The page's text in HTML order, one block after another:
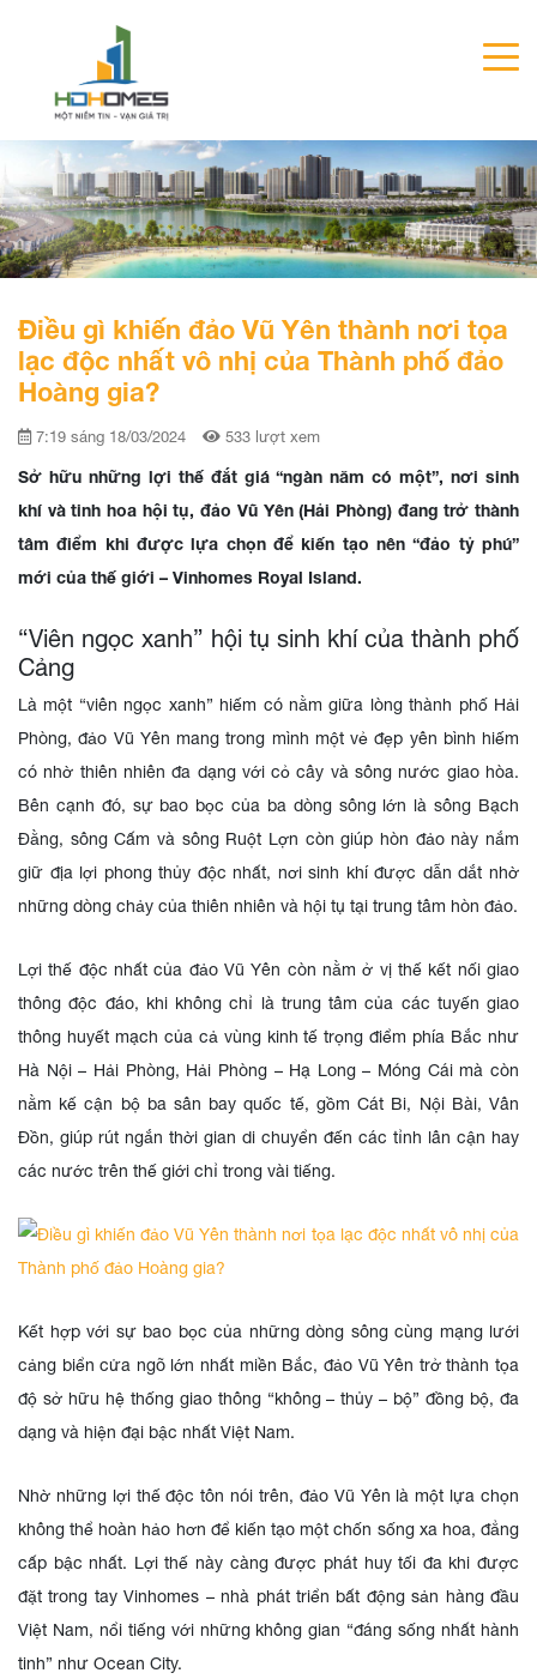
Điều gì khiến đảo Vũ Yên thành nơi tọa
lạc độc nhất vô nhị của Thành phố đảo
Hoàng gia?
7:19 sáng 18/03/2024 533 lượt xem
Sở hữu những lợi thế đắt giá “ngàn năm có một”, nơi sinh
khí và tinh hoa hội tụ, đảo Vũ Yên (Hải Phòng) đang trở thành
tâm điểm khi được lựa chọn để kiến tạo nên “đảo tỷ phú”
mới của thế giới – Vinhomes Royal Island.
“Viên ngọc xanh” hội tụ sinh khí của thành phố
Cảng
Là một “viên ngọc xanh” hiếm có nằm giữa lòng thành phố Hải
Phòng, đảo Vũ Yên mang trong mình một vẻ đẹp yên bình hiếm
có nhờ thiên nhiên đa dạng với cỏ cây và sông nước giao hòa.
Bên cạnh đó, sự bao bọc của ba dòng sông lớn là sông Bạch
Đằng, sông Cấm và sông Ruột Lợn còn giúp hòn đảo này nắm
giữ địa lợi phong thủy độc nhất, nơi sinh khí được dẫn dắt nhờ
những dòng chảy của thiên nhiên và hội tụ tại trung tâm hòn đảo.
Lợi thế độc nhất của đảo Vũ Yên còn nằm ở vị thế kết nối giao
thông độc đáo, khi không chỉ là trung tâm của các tuyến giao
thông huyết mạch của cả vùng kinh tế trọng điểm phía Bắc như
Hà Nội – Hải Phòng, Hải Phòng – Hạ Long – Móng Cái mà còn
nằm kế cận bộ ba sân bay quốc tế, gồm Cát Bi, Nội Bài, Vân
Đồn, giúp rút ngắn thời gian di chuyển đến các tỉnh lân cận hay
các nước trên thế giới chỉ trong vài tiếng.
Kết hợp với sự bao bọc của những dòng sông cùng mạng lưới
cảng biển cửa ngõ lớn nhất miền Bắc, đảo Vũ Yên trở thành tọa
độ sở hữu hệ thống giao thông “không – thủy – bộ” đồng bộ, đa
dạng và hiện đại bậc nhất Việt Nam.
Nhờ những lợi thế độc tôn nói trên, đảo Vũ Yên là một lựa chọn
không thể hoàn hảo hơn để kiến tạo một chốn sống xa hoa, đẳng
cấp bậc nhất. Lợi thế này càng được phát huy tối đa khi được
đặt trong tay Vinhomes – nhà phát triển bất động sản hàng đầu
Việt Nam, nổi tiếng với những không gian “đáng sống nhất hành
tinh” như Ocean City.